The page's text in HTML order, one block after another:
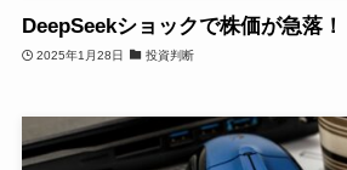
DeepSeekショックで株価が急落！
2025年1月28日 投資判断